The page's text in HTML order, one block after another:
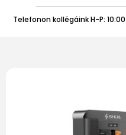
Telefonon kollégáink H-P: